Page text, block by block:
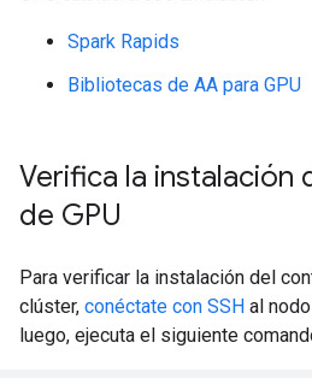
Spark Rapids
Bibliotecas de AA para GPU
Verifica la instalación
de GPU
Para verificar la instalación del
clúster, conéctate con SSH al
luego, ejecuta el siguiente